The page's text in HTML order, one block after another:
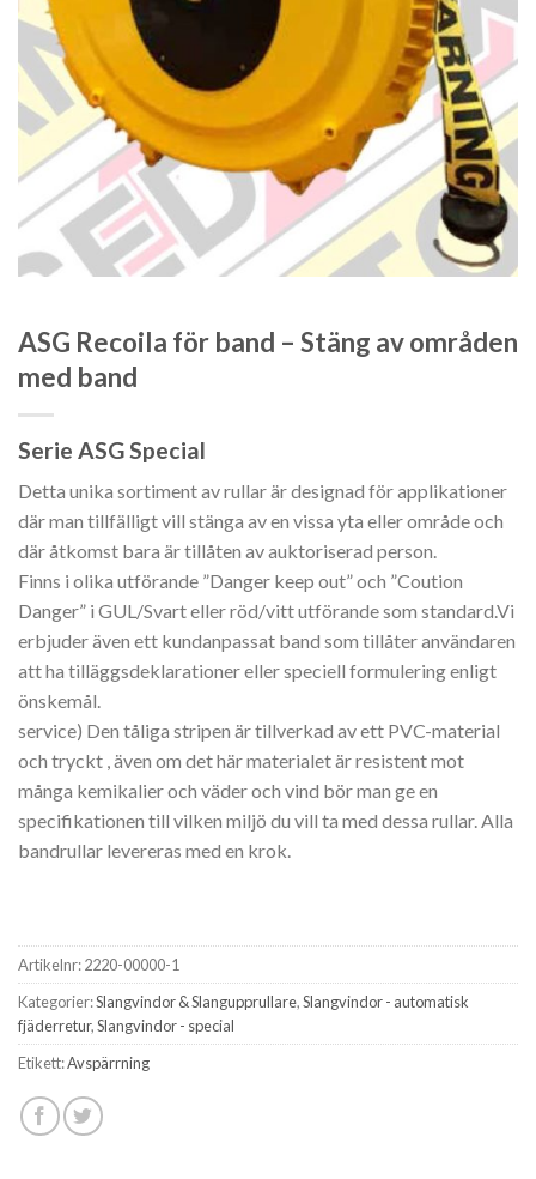
ASG Recoila för band – Stäng av områden
med band
Serie ASG Special
Detta unika sortiment av rullar är designad för applikationer
där man tillfälligt vill stänga av en vissa yta eller område och
där åtkomst bara är tillåten av auktoriserad person.
Finns i olika utförande ”Danger keep out” och ”Coution
Danger” i GUL/Svart eller röd/vitt utförande som standard.Vi
erbjuder även ett kundanpassat band som tillåter användaren
att ha tilläggsdeklarationer eller speciell formulering enligt
önskemål.
service) Den tåliga stripen är tillverkad av ett PVC-material
och tryckt , även om det här materialet är resistent mot
många kemikalier och väder och vind bör man ge en
specifikationen till vilken miljö du vill ta med dessa rullar. Alla
bandrullar levereras med en krok.
Artikelnr:2220-00000-1
Kategorier:Slangvindor & Slangupprullare,Slangvindor - automatisk
fjäderretur,Slangvindor - special
Etikett:Avspärrning